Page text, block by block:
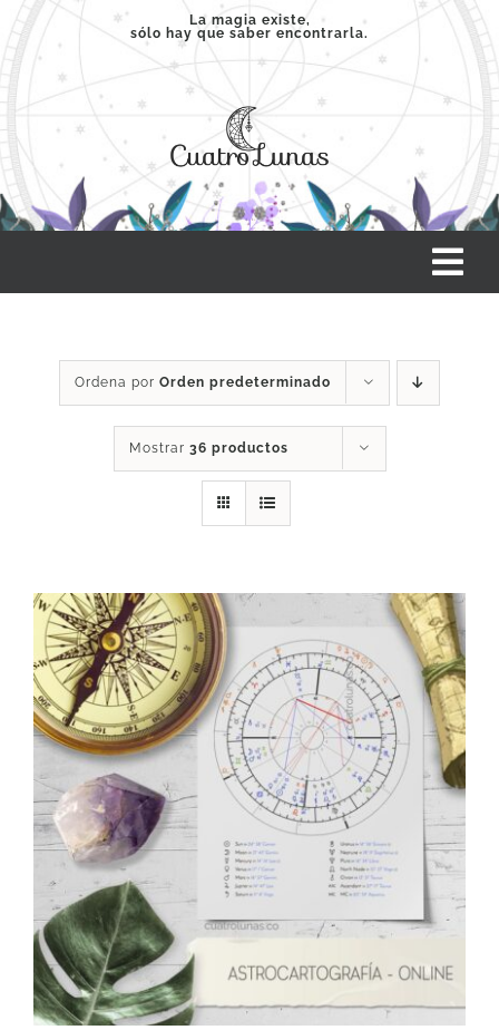
Saltar
contenido
La magia existe,
sólo hay que saber encontrarla.
SERVICIOS
PRODUCTOS
ARTÍCULOS
CONTACTO
Carrito
Ordena por Orden predeterminado
Mostrar 36 productos